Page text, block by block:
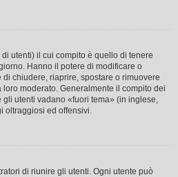
di utenti) il cui compito è quello di tenere
Hanno il potere di modificare o
chiudere, riaprire, spostare o rimuovere
moderato. Generalmente il compito dei
utenti vadano «fuori tema» (in inglese,
oltraggiosi ed offensivi.
di riunire gli utenti. Ogni utente può